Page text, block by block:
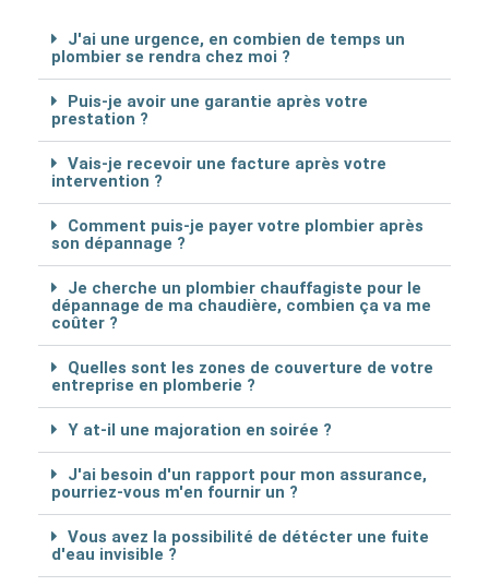
J'ai une urgence, en combien de temps un
plombier se rendra chez moi ?
Puis-je avoir une garantie après votre
prestation ?
Vais-je recevoir une facture après votre
intervention ?
Comment puis-je payer votre plombier après
son dépannage ?
Je cherche un plombier chauffagiste pour le
dépannage de ma chaudière, combien ça va me
coûter ?
Quelles sont les zones de couverture de votre
entreprise en plomberie ?
Y at-il une majoration en soirée ?
J'ai besoin d'un rapport pour mon assurance,
pourriez-vous m'en fournir un ?
Vous avez la possibilité de détécter une fuite
d'eau invisible ?